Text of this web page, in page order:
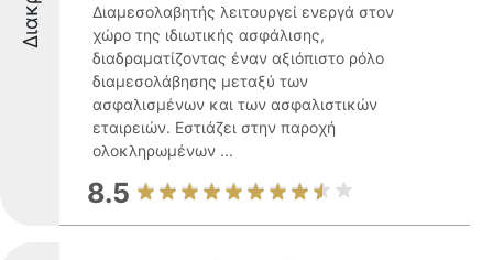
Διαμεσολαβητής λειτουργεί ενεργά στον
χώρο της ιδιωτικής ασφάλισης,
διαδραματίζοντας έναν αξιόπιστο ρόλο
διαμεσολάβησης μεταξύ των
ασφαλισμένων και των ασφαλιστικών
εταιρειών. Εστιάζει στην παροχή
ολοκληρωμένων ...
8.5